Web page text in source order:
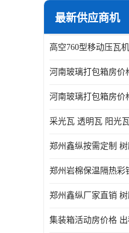
最新供应商机
采光瓦 透明瓦 阳光
集装箱活动房价格